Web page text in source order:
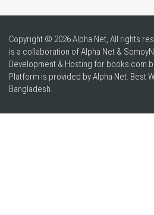
Copyright © 2026 Alpha Net, All rights
is a collaboration of Alpha Net &
Development & Hosting for
Platform is provided by Alpha Net. Best
Bangladesh.